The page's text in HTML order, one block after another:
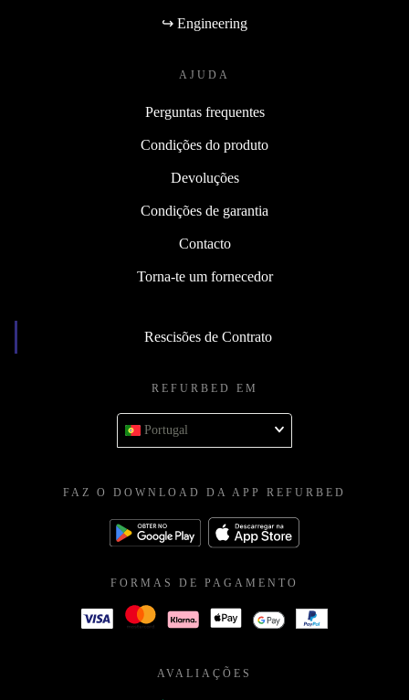
↪ Engineering
AJUDA
Perguntas frequentes
Condições do produto
Devoluções
Condições de garantia
Contacto
Torna-te um fornecedor
Rescisões de Contrato
REFURBED EM
Portugal
FAZ O DOWNLOAD DA APP REFURBED
FORMAS DE PAGAMENTO
AVALIAÇÕES